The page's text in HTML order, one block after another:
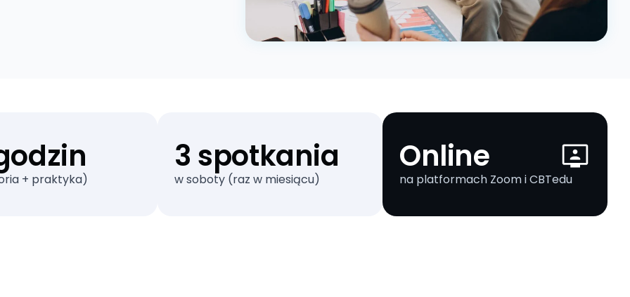
+ praktyka)
3 spotkania
w soboty (raz w miesiącu)
Online
na platformach Zoom i CBTedu